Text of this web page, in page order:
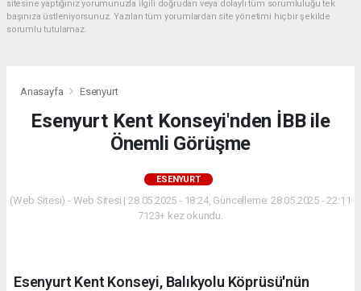
sitesine yaptığınız yorumunuzla ilgili doğrudan veya dolaylı tüm sorumluluğu tek
başınıza üstleniyorsunuz. Yazılan tüm yorumlardan site yönetimi hiçbir şekilde
sorumlu tutulamaz.
Anasayfa Esenyurt
Esenyurt Kent Konseyi'nden İBB ile
Önemli Görüşme
ESENYURT
(Web Sitesi) - Web Sitesi | 28.05.2025 - 18:24, Güncelleme: 28.05.2025 - 22:11
7123+ kez okundu.
Esenyurt Kent Konseyi, Balıkyolu Köprüsü'nün